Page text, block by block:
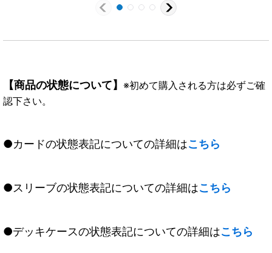
【商品の状態について】 ※初めて購入される方は必ずご確
認下さい。
●カードの状態表記についての詳細はこちら
●スリーブの状態表記についての詳細はこちら
●デッキケースの状態表記についての詳細はこちら